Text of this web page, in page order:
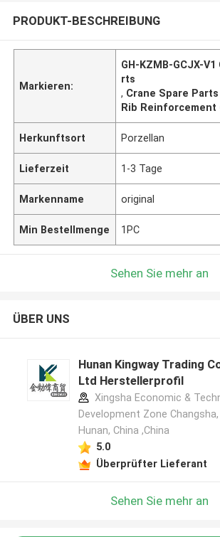
PRODUKT-BESCHREIBUNG
Markieren:
GH-KZMB-GCJX-
rts
, Crane Spare Parts
Rib Reinforcement
Herkunftsort Porzellan
Lieferzeit 1-3 Tage
Markenname original
Min Bestellmenge 1PC
Sehen Sie mehr an
ÜBER UNS
Hunan Kingway Trading
Ltd Herstellerprofil
Xingsha Economic &
Development Zone Changsha,
Hunan, China ,China
5.0
Überprüfter Lieferant
Sehen Sie mehr an